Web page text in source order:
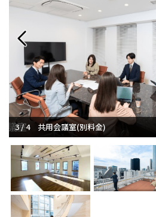
3 / 4 共用会議室(別料金)